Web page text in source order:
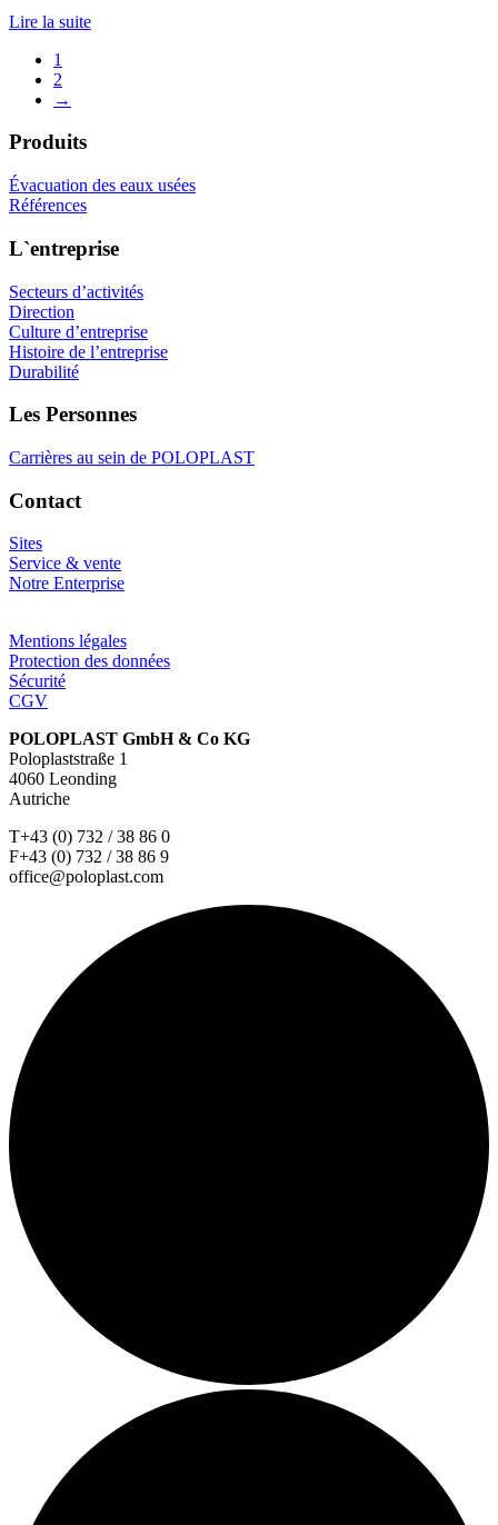
Lire la suite
1
2
→
Produits
Évacuation des eaux usées
Références
L`entreprise
Secteurs d’activités
Direction
Culture d’entreprise
Histoire de l’entreprise
Durabilité
Les Personnes
Carrières au sein de POLOPLAST
Contact
Sites
Service & vente
Notre Enterprise
Mentions légales
Protection des données
Sécurité
CGV
POLOPLAST GmbH & Co KG
Poloplaststraße 1
4060 Leonding
Autriche
T+43 (0) 732 / 38 86 0
F+43 (0) 732 / 38 86 9
office@poloplast.com